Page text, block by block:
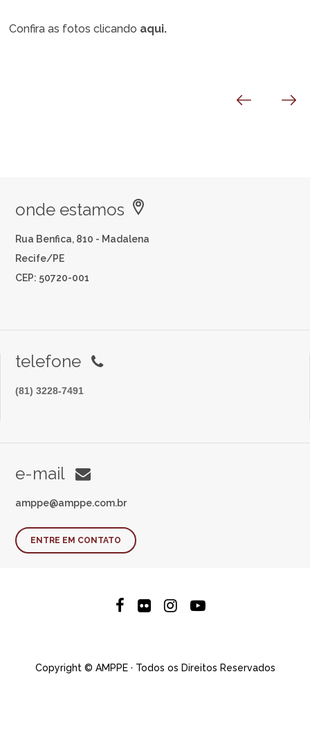
Confira as fotos clicando aqui.
onde estamos
Rua Benfica, 810 - Madalena
Recife/PE
CEP: 50720-001
telefone
(81) 3228-7491
e-mail
amppe@amppe.com.br
ENTRE EM CONTATO
Copyright © AMPPE · Todos os Direitos Reservados